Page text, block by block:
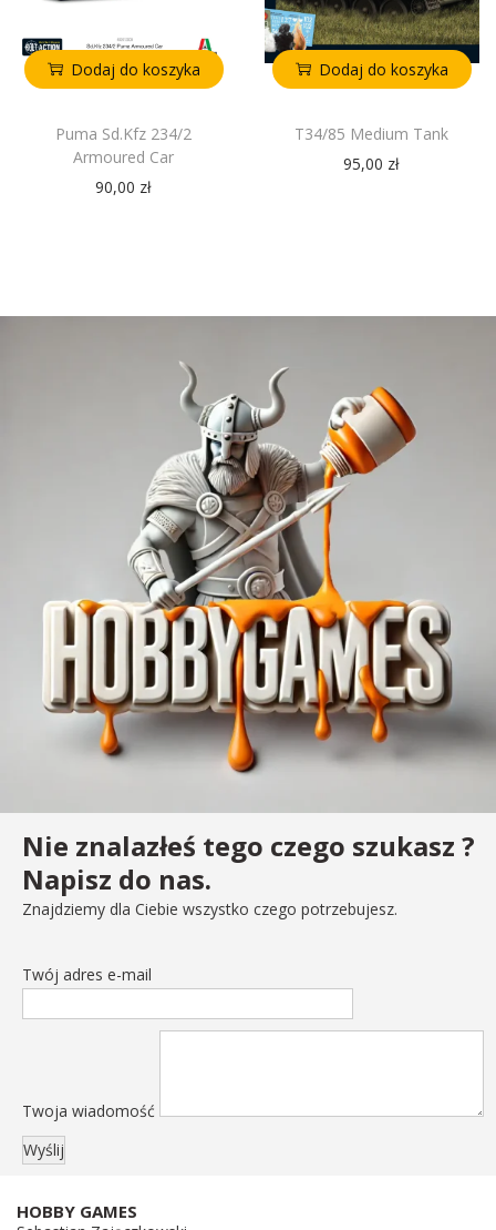
Dodaj do koszyka
Puma Sd.Kfz 234/2
Armoured Car
90,00 zł
Dodaj do koszyka
T34/85 Medium Tank
95,00 zł
Nie znalazłeś tego czego szukasz ?
Napisz do nas.
Znajdziemy dla Ciebie wszystko czego potrzebujesz.
Twój adres e-mail
Twoja wiadomość
HOBBY GAMES